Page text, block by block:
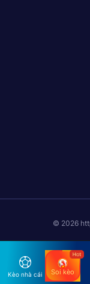
Kèo nhà cái Soi kèo
© 2026